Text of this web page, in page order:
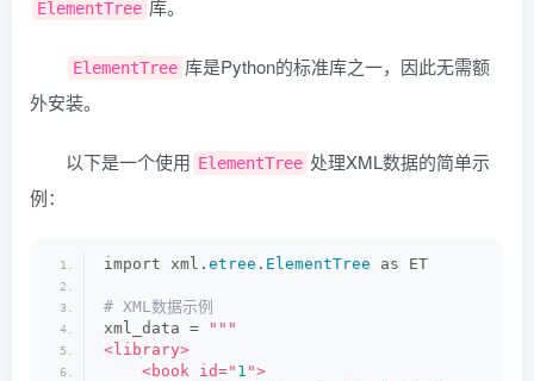
ElementTree 库。
ElementTree 库是Python的标准库之一，因此无需额
外安装。
以下是一个使用 ElementTree 处理XML数据的简单示
例：
import xml. etree . ElementTree as ET
# XML数据示例
xml_data =
"" "
<library>
    <book id="
1 ">